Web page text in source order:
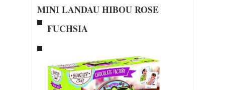
MINI LANDAU HIBOU ROSE
FUCHSIA